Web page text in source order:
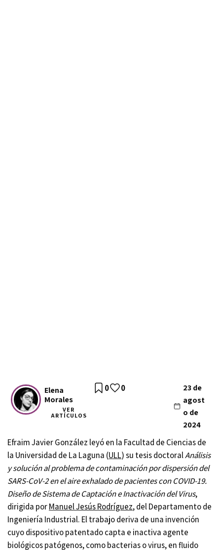
Elena
Morales
VER
ARTÍCULOS
23 de
agost
o de
2024
0 0
Efraim Javier González leyó en la Facultad de Ciencias de
la Universidad de La Laguna (ULL) su tesis doctoralAnálisis
y solución al problema de contaminación por dispersión del
SARS-CoV-2 en el aire exhalado de pacientes con COVID-19.
Diseño de Sistema de Captación e Inactivación del Virus,
dirigida porManuel Jesús Rodríguez, del Departamento de
Ingeniería Industrial. El trabajo deriva de una invención
cuyo dispositivo patentado capta e inactiva agente
biológicos patógenos, como bacterias o virus, en fluido